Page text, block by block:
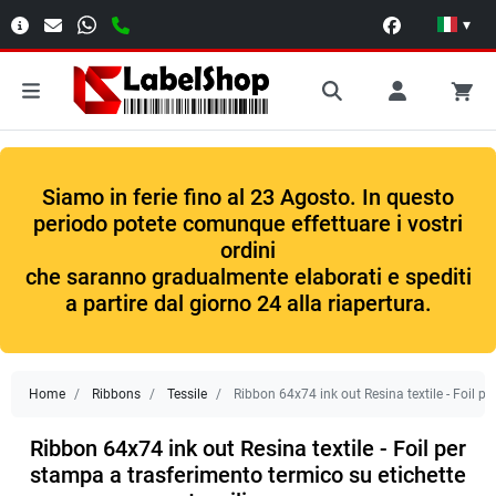
▾
Siamo in ferie fino al 23 Agosto. In questo
periodo potete comunque effettuare i vostri
ordini
che saranno gradualmente elaborati e spediti
a partire dal giorno 24 alla riapertura.
Home Ribbons Tessile Ribbon 64x74 ink out Resina textile - Foil
Ribbon 64x74 ink out Resina textile - Foil per
stampa a trasferimento termico su etichette